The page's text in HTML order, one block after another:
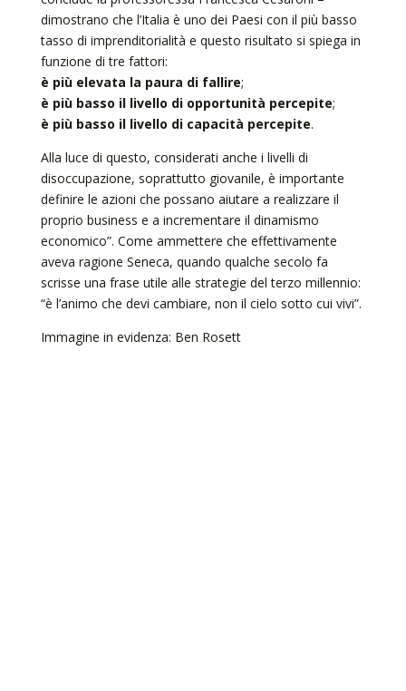
dimostrano che l’Italia è uno dei Paesi con il più basso
tasso di imprenditorialità e questo risultato si spiega in
funzione di tre fattori:
è più elevata la paura di fallire;
è più basso il livello di opportunità percepite;
è più basso il livello di capacità percepite.
Alla luce di questo, considerati anche i livelli di
disoccupazione, soprattutto giovanile, è importante
definire le azioni che possano aiutare a realizzare il
proprio business e a incrementare il dinamismo
economico”. Come ammettere che effettivamente
aveva ragione Seneca, quando qualche secolo fa
scrisse una frase utile alle strategie del terzo millennio:
“è l’animo che devi cambiare, non il cielo sotto cui vivi”.
Immagine in evidenza: Ben Rosett